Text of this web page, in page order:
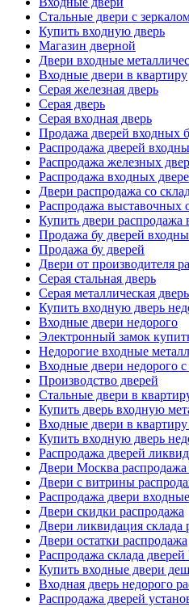
Стальные двери с
Купить входную дверь
Магазин дверной
Двери входные
Входные двери в квартиру
Серая железная дверь
Серая дверь
Серая входная дверь
Продажа дверей входных
Распродажа дверей
Распродажа железных
Распродажа входных
Двери распродажа со
Распродажа выставочных
Купить двери распродажа
Продажа бу дверей
Продажа бу дверей
Двери от производителя
Серая стальная дверь
Серая металлическая дверь
Купить входную дверь
Входные двери недорого
Электронный замок
Недорогие входные
Входные двери недорого с
Производство дверей
Стальные двери в
Купить дверь входную
Входные двери в
Купить входную дверь
Распродажа дверей
Двери Москва
Двери с витрины
Распродажа двери
Двери скидки распродажа
Двери ликвидация склада
Двери остатки распродажа
Распродажа склада
Купить входные двери
Входная дверь недорого
Распродажа дверей